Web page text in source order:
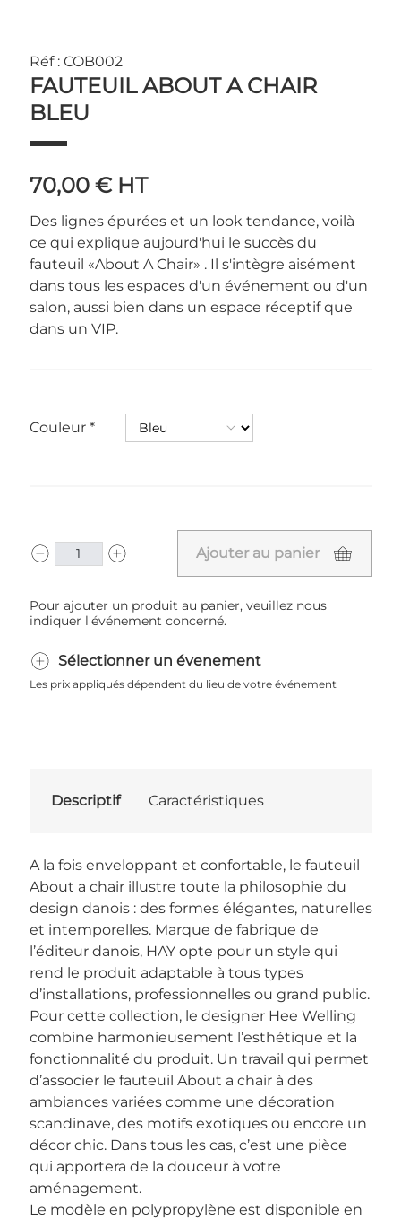
Réf : COB002
FAUTEUIL ABOUT A CHAIR
BLEU
70,00 € HT
Des lignes épurées et un look tendance, voilà
ce qui explique aujourd'hui le succès du
fauteuil «About A Chair» . Il s'intègre aisément
dans tous les espaces d'un événement ou d'un
salon, aussi bien dans un espace réceptif que
dans un VIP.
Couleur
Ajouter au panier
Pour ajouter un produit au panier, veuillez nous
indiquer l'événement concerné.
Sélectionner un évenement
Les prix appliqués dépendent du lieu de votre événement
Descriptif Caractéristiques
A la fois enveloppant et confortable, le fauteuil
About a chair illustre toute la philosophie du
design danois : des formes élégantes, naturelles
et intemporelles. Marque de fabrique de
l’éditeur danois, HAY opte pour un style qui
rend le produit adaptable à tous types
d’installations, professionnelles ou grand public.
Pour cette collection, le designer Hee Welling
combine harmonieusement l’esthétique et la
fonctionnalité du produit. Un travail qui permet
d’associer le fauteuil About a chair à des
ambiances variées comme une décoration
scandinave, des motifs exotiques ou encore un
décor chic. Dans tous les cas, c’est une pièce
qui apportera de la douceur à votre
aménagement.
Le modèle en polypropylène est disponible en